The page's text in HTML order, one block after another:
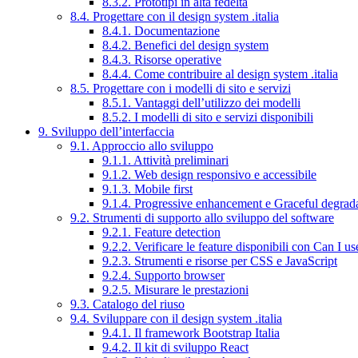
8.4. Progettare con il design system .italia
8.4.1. Documentazione
8.4.2. Benefici del design system
8.4.3. Risorse operative
8.4.4. Come contribuire al design system .italia
8.5. Progettare con i modelli di sito e servizi
8.5.1. Vantaggi dell’utilizzo dei modelli
8.5.2. I modelli di sito e servizi disponibili
9. Sviluppo dell’interfaccia
9.1. Approccio allo sviluppo
9.1.1. Attività preliminari
9.1.2. Web design responsivo e accessibile
9.1.3. Mobile first
9.1.4. Progressive enhancement e Graceful
9.2. Strumenti di supporto allo sviluppo del software
9.2.1. Feature detection
9.2.2. Verificare le feature disponibili con Can I
9.2.3. Strumenti e risorse per CSS e JavaScript
9.2.4. Supporto browser
9.2.5. Misurare le prestazioni
9.3. Catalogo del riuso
9.4. Sviluppare con il design system .italia
9.4.1. Il framework Bootstrap Italia
9.4.2. Il kit di sviluppo React